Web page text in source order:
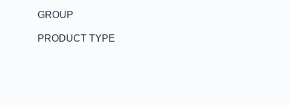
GROUP
PRODUCT TYPE